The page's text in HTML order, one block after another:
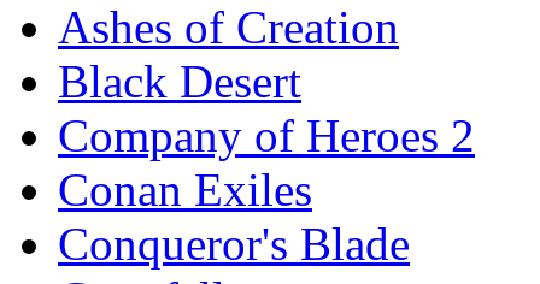
Ashes of Creation
Black Desert
Company of Heroes 2
Conan Exiles
Conqueror's Blade